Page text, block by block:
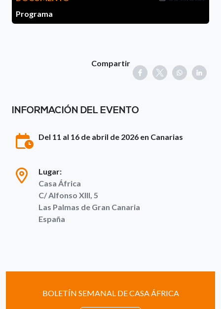
Programa
Compartir
INFORMACIÓN DEL EVENTO
Del 11 al 16 de abril de 2026 en Canarias
Lugar:
Casa África
C/ Alfonso XIII, 5
Las Palmas de Gran Canaria
España
BOLETÍN SEMANAL DE CASA ÁFRICA